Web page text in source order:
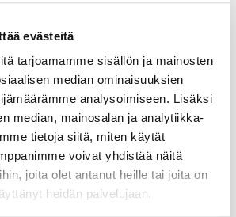
evästeitä
tarjoamamme sisällön ja mainosten
median ominaisuuksien
analysoimiseen. Lisäksi
median, mainosalan ja analytiikka-
tietoja siitä, miten käytät
voivat yhdistää näitä
joita olet antanut heille tai joita on
heidän palvelujaan.